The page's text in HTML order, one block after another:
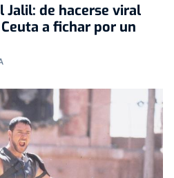
Jalil: de hacerse viral
a fichar por un